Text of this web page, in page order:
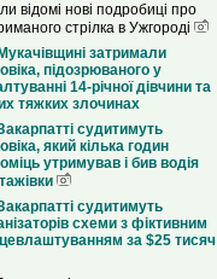
відомі нові подробиці про
стрілка в Ужгороді
затримали
підозрюваного у
14-річної дівчини та
тяжких злочинах
судитимуть
який кілька годин
утримував і бив водія
судитимуть
схеми з фіктивним
за $25 тисяч